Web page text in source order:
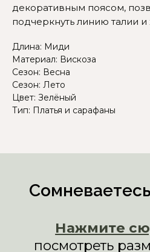
декоративным поясом,
подчеркнуть линию талии
Длина: Миди
Материал: Вискоза
Сезон: Весна
Сезон: Лето
Цвет: Зелёный
Тип: Платья и сарафаны